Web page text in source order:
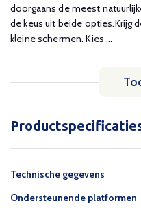
doorgaans de meest
de keus uit beide opties.Krijg
kleine schermen. Kies ...
Technische gegevens
Ondersteunende platformen